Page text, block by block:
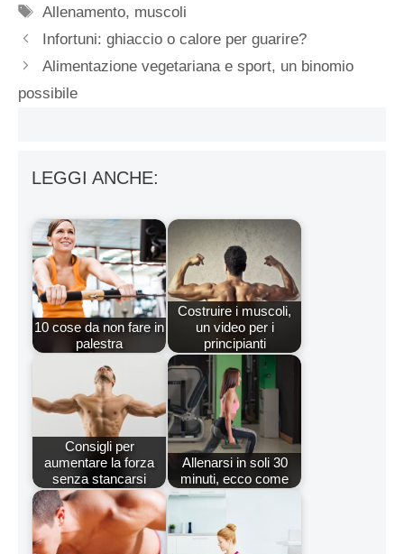
Tag
Allenamento, muscoli
Infortuni: ghiaccio o calore per guarire?
Alimentazione vegetariana e sport, un binomio
possibile
LEGGI ANCHE:
10 cose da non fare in
palestra
Costruire i muscoli,
un video per i
principianti
Consigli per
aumentare la forza
senza stancarsi
Allenarsi in soli 30
minuti, ecco come